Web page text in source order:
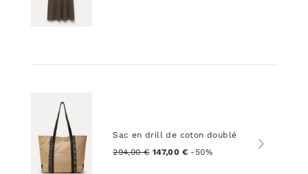
Sac en drill de coton doublé
294,00 € 147,00 € -50%